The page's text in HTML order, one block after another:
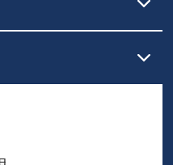
るよう、サイズ交換の受付期
なります。